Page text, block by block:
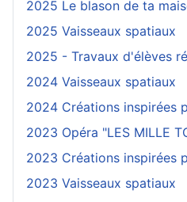
2025 Le blason de ta
2025 Vaisseaux spatiaux
2025 - Travaux d'élèves
2024 Vaisseaux spatiaux
2024 Créations inspirées
2023 Opéra "LES MILLE
2023 Créations inspirées
2023 Vaisseaux spatiaux